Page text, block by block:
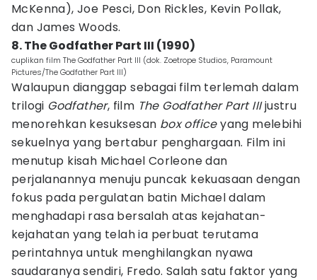
McKenna), Joe Pesci, Don Rickles, Kevin Pollak,
dan James Woods.
8. The Godfather Part III (1990)
cuplikan film The Godfather Part III (dok. Zoetrope Studios, Paramount
Pictures/The Godfather Part III)
Walaupun dianggap sebagai film terlemah dalam
trilogi Godfather, film The Godfather Part IIIjustru
menorehkan kesuksesan box officeyang melebihi
sekuelnya yang bertabur penghargaan. Film ini
menutup kisah Michael Corleone dan
perjalanannya menuju puncak kekuasaan dengan
fokus pada pergulatan batin Michael dalam
menghadapi rasa bersalah atas kejahatan-
kejahatan yang telah ia perbuat terutama
perintahnya untuk menghilangkan nyawa
saudaranya sendiri, Fredo. Salah satu faktor yang